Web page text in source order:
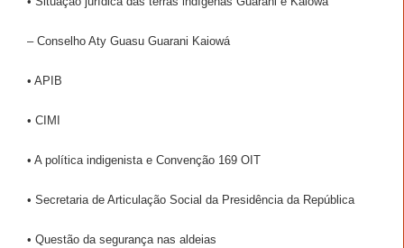
– Conselho Aty Guasu Guarani Kaiowá
• APIB
• CIMI
• A política indigenista e Convenção 169 OIT
• Secretaria de Articulação Social da Presidência da República
• Questão da segurança nas aldeias